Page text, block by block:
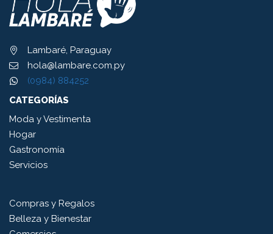
Lambaré, Paraguay
hola@lambare.com.py
(0984) 884252
CATEGORÍAS
Moda y Vestimenta
Hogar
Gastronomía
Servicios
Compras y Regalos
Belleza y Bienestar